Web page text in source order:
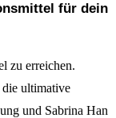
für dein
zu erreichen.
ultimative
und Sabrina Han